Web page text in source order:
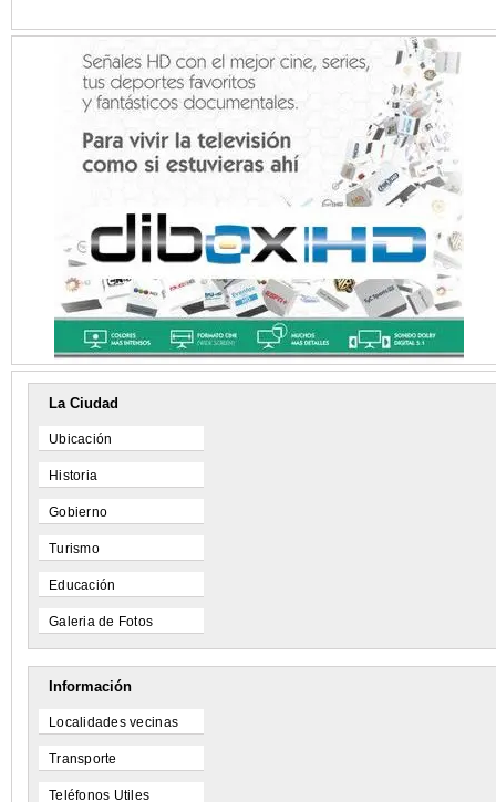
La Ciudad
Ubicación
Historia
Gobierno
Turismo
Educación
Galeria de Fotos
Información
Localidades vecinas
Transporte
Teléfonos Utiles